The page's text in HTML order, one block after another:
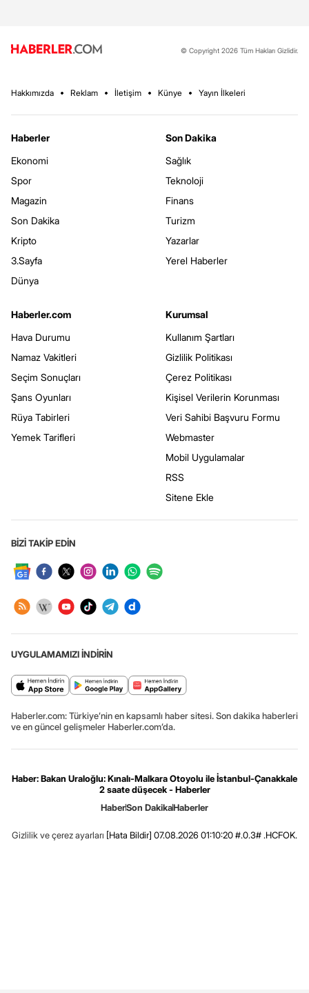
© Copyright 2026 Tüm Hakları Gizlidir.
Hakkımızda Reklam İletişim Künye Yayın İlkeleri
Haberler
Ekonomi
Spor
Magazin
Son Dakika
Kripto
3.Sayfa
Dünya
Son Dakika
Sağlık
Teknoloji
Finans
Turizm
Yazarlar
Yerel Haberler
Haberler.com
Hava Durumu
Namaz Vakitleri
Seçim Sonuçları
Şans Oyunları
Rüya Tabirleri
Yemek Tarifleri
Kurumsal
Kullanım Şartları
Gizlilik Politikası
Çerez Politikası
Kişisel Verilerin Korunması
Veri Sahibi Başvuru Formu
Webmaster
Mobil Uygulamalar
RSS
Sitene Ekle
BİZİ TAKİP EDİN
UYGULAMAMIZI İNDİRİN
Haberler.com: Türkiye’nin en kapsamlı haber sitesi. Son dakika haberleri
ve en güncel gelişmeler Haberler.com’da.
Haber: Bakan Uraloğlu: Kınalı-Malkara Otoyolu ile İstanbul-Çanakkale
2 saate düşecek - Haberler
HaberSon DakikaHaberler
Gizlilik ve çerez ayarları [Hata Bildir] 07.08.2026 01:10:20 #.0.3# .HCFOK.